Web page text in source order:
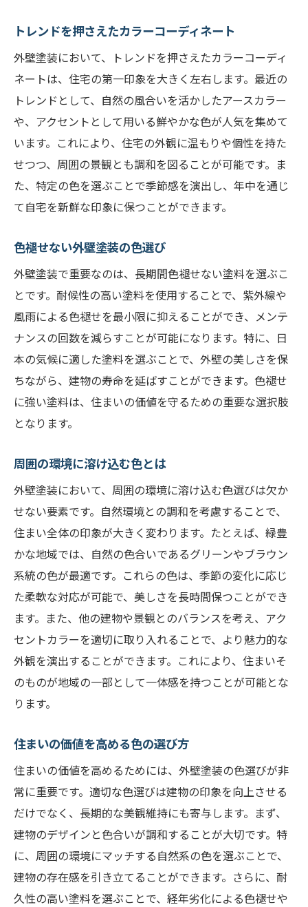
トレンドを押さえたカラーコーディネート
外壁塗装において、トレンドを押さえたカラーコーディ
ネートは、住宅の第一印象を大きく左右します。最近の
トレンドとして、自然の風合いを活かしたアースカラー
や、アクセントとして用いる鮮やかな色が人気を集めて
います。これにより、住宅の外観に温もりや個性を持た
せつつ、周囲の景観とも調和を図ることが可能です。ま
た、特定の色を選ぶことで季節感を演出し、年中を通じ
て自宅を新鮮な印象に保つことができます。
色褪せない外壁塗装の色選び
外壁塗装で重要なのは、長期間色褪せない塗料を選ぶこ
とです。耐候性の高い塗料を使用することで、紫外線や
風雨による色褪せを最小限に抑えることができ、メンテ
ナンスの回数を減らすことが可能になります。特に、日
本の気候に適した塗料を選ぶことで、外壁の美しさを保
ちながら、建物の寿命を延ばすことができます。色褪せ
に強い塗料は、住まいの価値を守るための重要な選択肢
となります。
周囲の環境に溶け込む色とは
外壁塗装において、周囲の環境に溶け込む色選びは欠か
せない要素です。自然環境との調和を考慮することで、
住まい全体の印象が大きく変わります。たとえば、緑豊
かな地域では、自然の色合いであるグリーンやブラウン
系統の色が最適です。これらの色は、季節の変化に応じ
た柔軟な対応が可能で、美しさを長時間保つことができ
ます。また、他の建物や景観とのバランスを考え、アク
セントカラーを適切に取り入れることで、より魅力的な
外観を演出することができます。これにより、住まいそ
のものが地域の一部として一体感を持つことが可能とな
ります。
住まいの価値を高める色の選び方
住まいの価値を高めるためには、外壁塗装の色選びが非
常に重要です。適切な色選びは建物の印象を向上させる
だけでなく、長期的な美観維持にも寄与します。まず、
建物のデザインと色合いが調和することが大切です。特
に、周囲の環境にマッチする自然系の色を選ぶことで、
建物の存在感を引き立てることができます。さらに、耐
久性の高い塗料を選ぶことで、経年劣化による色褪せや